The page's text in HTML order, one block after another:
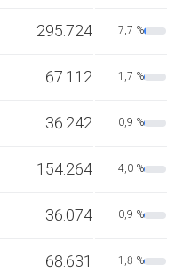
295.724 7,7 %
67.112 1,7 %
36.242 0,9 %
154.264 4,0 %
36.074 0,9 %
68.631 1,8 %